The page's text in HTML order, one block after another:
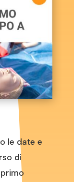
le date e
di